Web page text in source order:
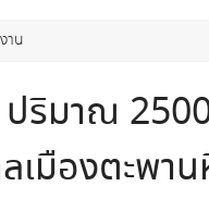
าน
ริมาณ
เมืองตะพา